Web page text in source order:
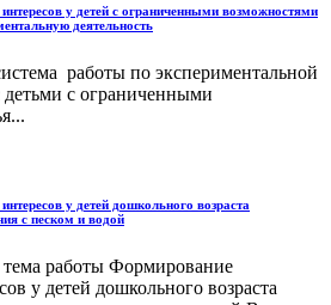
у детей с ограниченными возможностями
деятельность
работы по экспериментальной
детьми с ограниченными
у детей дошкольного возраста
с песком и водой
работы Формирование
у детей дошкольного возраста